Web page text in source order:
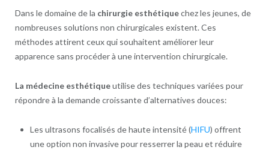
Dans le domaine de la chirurgie esthétiquechez les jeunes, de
nombreuses solutions non chirurgicales existent. Ces
méthodes attirent ceux qui souhaitent améliorer leur
apparence sans procéder à une intervention chirurgicale.
La médecine esthétiqueutilise des techniques variées pour
répondre à la demande croissante d’alternatives douces:
Les ultrasons focalisés de haute intensité (HIFU) offrent
une option non invasive pour resserrer la peau et réduire